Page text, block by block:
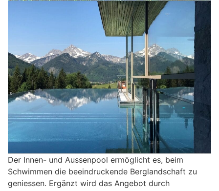
Der Innen- und Aussenpool ermöglicht es, beim
Schwimmen die beeindruckende Berglandschaft zu
geniessen. Ergänzt wird das Angebot durch